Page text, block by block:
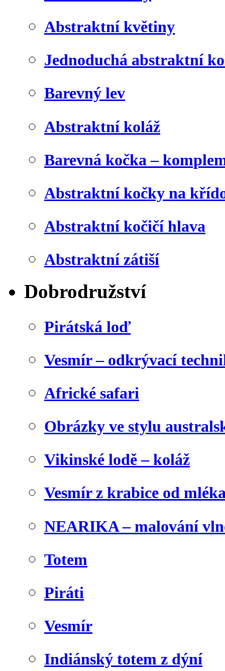
Abstraktní květiny
Jednoduchá abstraktní
Barevný lev
Abstraktní koláž
Barevná kočka –
Abstraktní kočky na
Abstraktní kočičí hlava
Abstraktní zátiší
Dobrodružství
Pirátská loď
Vesmír – odkrývací
Africké safari
Obrázky ve stylu
Vikinské lodě – koláž
Vesmír z krabice od
NEARIKA – malování
Totem
Piráti
Vesmír
Indiánský totem z dýní